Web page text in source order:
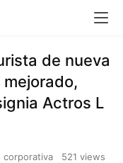
de nueva
Actros L
corporativa 521 views